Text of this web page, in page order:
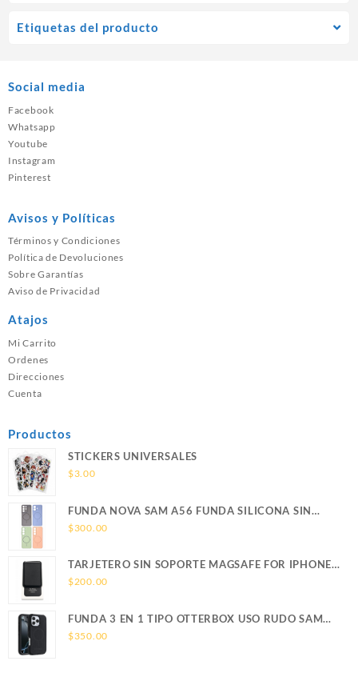
Etiquetas del producto
Social media
Facebook
Whatsapp
Youtube
Instagram
Pinterest
Avisos y Políticas
Términos y Condiciones
Política de Devoluciones
Sobre Garantías
Aviso de Privacidad
Atajos
Mi Carrito
Ordenes
Direcciones
Cuenta
Productos
STICKERS UNIVERSALES
$3.00
FUNDA NOVA SAM A56 FUNDA SILICONA SIN
SOPORTE MAGNETICO SAMSUNG
$300.00
TARJETERO SIN SOPORTE MAGSAFE FOR IPHONE
LEATHER WALLET MAGSAFE
$200.00
FUNDA 3 EN 1 TIPO OTTERBOX USO RUDO SAM
S26 ULTRA SAMSUNG S26 ULTRA
$350.00